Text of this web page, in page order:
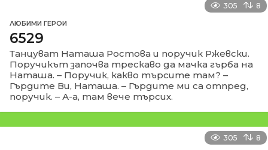
305 8
ЛЮБИМИ ГЕРОИ
6529
Танцуват Наташа Ростова и поручик Ржевски.
Поручикът започва трескаво да мачка гърба на
Наташа. – Поручик, какво търсите там? –
Гърдите Ви, Наташа. – Гърдите ми са отпред,
поручик. – А-а, там вече търсих.
305 8